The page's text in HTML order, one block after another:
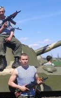
тем или
лидеров уже
которую